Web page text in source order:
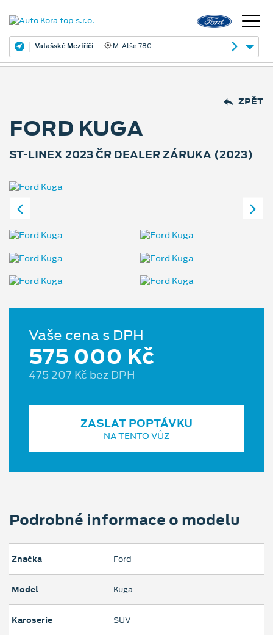
Valašské Meziříčí M. Alše 780
ZPĚT
FORD KUGA
ST-LINEX 2023 ČR DEALER ZÁRUKA (2023)
Vaše cena s DPH
575 000 Kč
475 207 Kč bez DPH
ZASLAT POPTÁVKU
NA TENTO VŮZ
Podrobné informace o modelu
Značka Ford
Model Kuga
Karoserie SUV